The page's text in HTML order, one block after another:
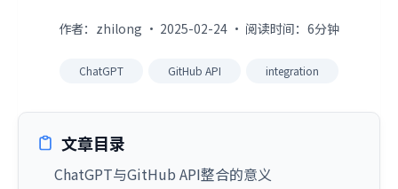
作者：zhilong · 2025-02-24 · 阅读时间：6分钟
ChatGPT GitHub API integration
文章目录
ChatGPT与GitHub API整合的意义